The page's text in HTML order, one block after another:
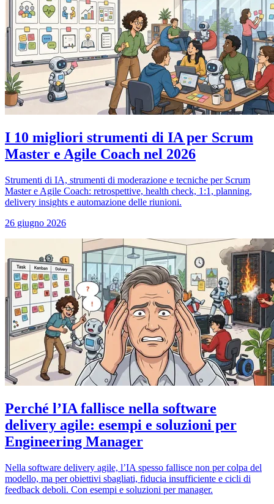
I 10 migliori strumenti di IA per Scrum
Master e Agile Coach nel 2026
Strumenti di IA, strumenti di moderazione e tecniche per Scrum
Master e Agile Coach: retrospettive, health check, 1:1, planning,
delivery insights e automazione delle riunioni.
26 giugno 2026
Perché l’IA fallisce nella software
delivery agile: esempi e soluzioni per
Engineering Manager
Nella software delivery agile, l’IA spesso fallisce non per colpa del
modello, ma per obiettivi sbagliati, fiducia insufficiente e cicli di
feedback deboli. Con esempi e soluzioni per manager.